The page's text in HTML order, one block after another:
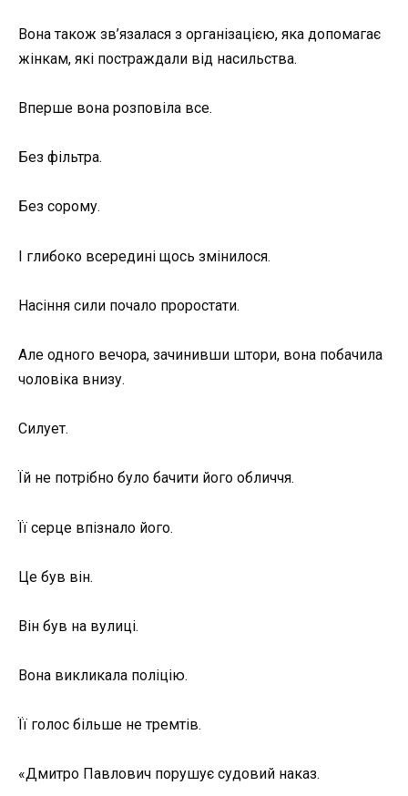
Вона також зв’язалася з організацією, яка допомагає
жінкам, які постраждали від насильства.
Вперше вона розповіла все.
Без фільтра.
Без сорому.
І глибоко всередині щось змінилося.
Насіння сили почало проростати.
Але одного вечора, зачинивши штори, вона побачила
чоловіка внизу.
Силует.
Їй не потрібно було бачити його обличчя.
Її серце впізнало його.
Це був він.
Він був на вулиці.
Вона викликала поліцію.
Її голос більше не тремтів.
«Дмитро Павлович порушує судовий наказ.